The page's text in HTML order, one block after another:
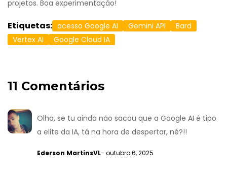
projetos. Boa experimentação!
Etiquetas: acesso Google AI Gemini API
Bard
Vertex AI
Google Cloud IA
11 Comentários
Olha, se tu ainda não sacou que a Google AI é tipo
a elite da IA, tá na hora de despertar, né?!!
Ederson MartinsVL- outubro 6, 2025